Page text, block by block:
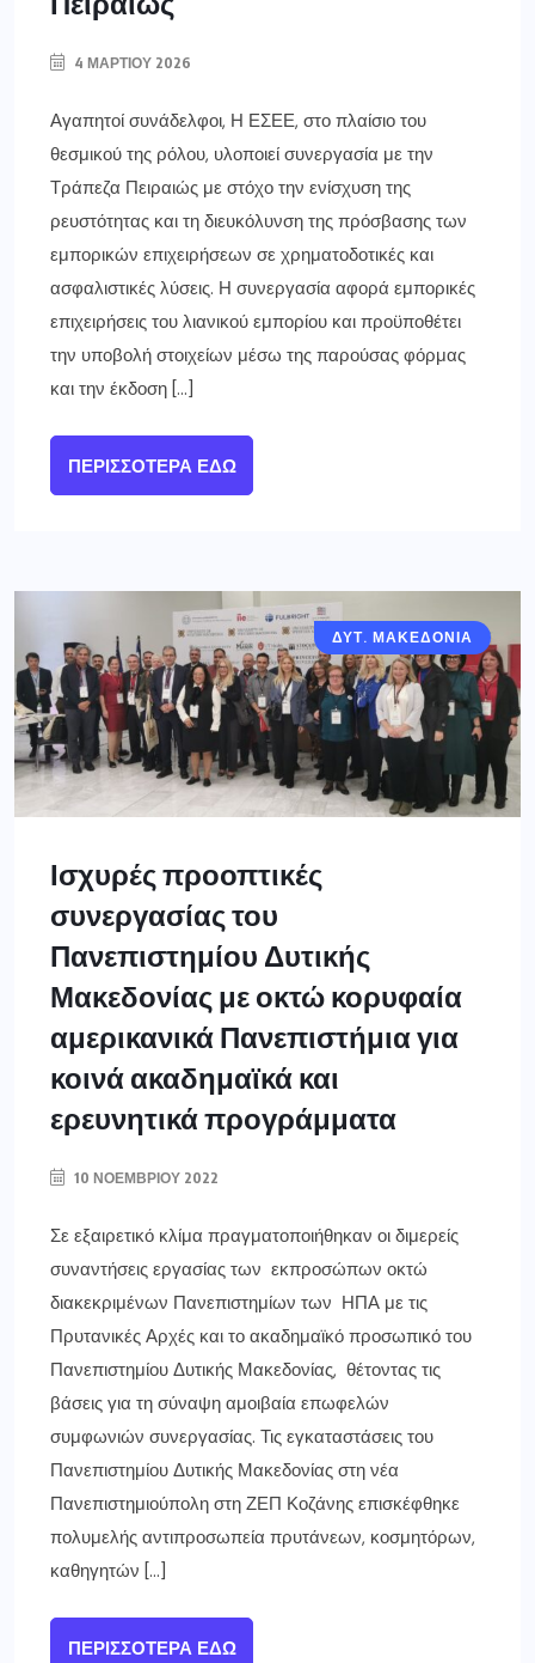
4 ΜΑΡΤΊΟΥ 2026
Αγαπητοί συνάδελφοι, Η ΕΣΕΕ, στο πλαίσιο του
θεσμικού της ρόλου, υλοποιεί συνεργασία με την
Τράπεζα Πειραιώς με στόχο την ενίσχυση της
ρευστότητας και τη διευκόλυνση της πρόσβασης των
εμπορικών επιχειρήσεων σε χρηματοδοτικές και
ασφαλιστικές λύσεις. Η συνεργασία αφορά εμπορικές
επιχειρήσεις του λιανικού εμπορίου και προϋποθέτει
την υποβολή στοιχείων μέσω της παρούσας φόρμας
και την έκδοση […]
ΠΕΡΙΣΣΌΤΕΡΑ ΕΔΏ
ΔΥΤ. ΜΑΚΕΔΟΝΙΑ
Ισχυρές προοπτικές
συνεργασίας του
Πανεπιστημίου Δυτικής
Μακεδονίας με οκτώ κορυφαία
αμερικανικά Πανεπιστήμια για
κοινά ακαδημαϊκά και
ερευνητικά προγράμματα
10 ΝΟΕΜΒΡΊΟΥ 2022
Σε εξαιρετικό κλίμα πραγματοποιήθηκαν οι διμερείς
συναντήσεις εργασίας των εκπροσώπων οκτώ
διακεκριμένων Πανεπιστημίων των ΗΠΑ με τις
Πρυτανικές Αρχές και το ακαδημαϊκό προσωπικό του
Πανεπιστημίου Δυτικής Μακεδονίας, θέτοντας τις
βάσεις για τη σύναψη αμοιβαία επωφελών
συμφωνιών συνεργασίας. Τις εγκαταστάσεις του
Πανεπιστημίου Δυτικής Μακεδονίας στη νέα
Πανεπιστημιούπολη στη ΖΕΠ Κοζάνης επισκέφθηκε
πολυμελής αντιπροσωπεία πρυτάνεων, κοσμητόρων,
καθηγητών […]
ΠΕΡΙΣΣΌΤΕΡΑ ΕΔΏ